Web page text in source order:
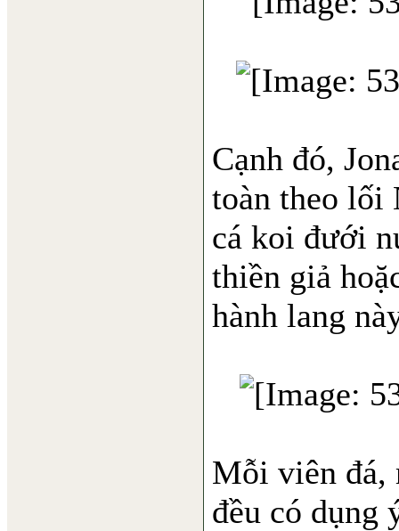
Cạnh đó,
toàn theo lối
cá koi đưới
thiền giả
hành lang
Mỗi viên đá,
đều có dụng